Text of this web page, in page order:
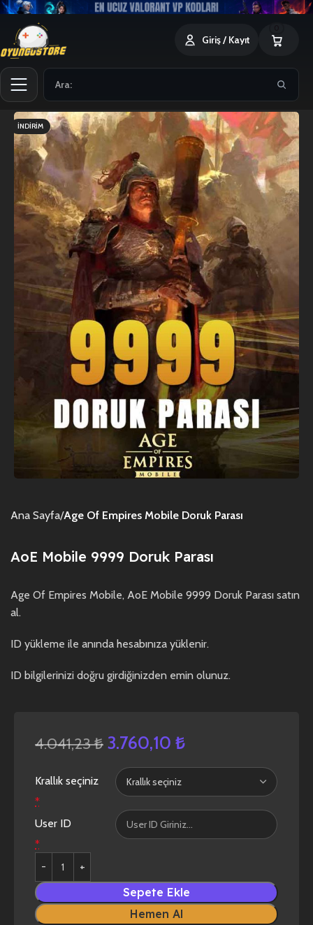
Giriş / Kayıt
İNDIRIM
Ana Sayfa Age Of Empires Mobile Doruk Parası
AoE Mobile 9999 Doruk Parası
Age Of Empires Mobile, AoE Mobile 9999 Doruk Parası satın
al.
ID yükleme ile anında hesabınıza yüklenir.
ID bilgilerinizi doğru girdiğinizden emin olunuz.
4.041,23₺ 3.760,10 ₺
Krallık seçiniz
*
User ID
*
Sepete Ekle
Hemen Al